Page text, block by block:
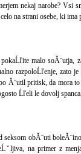
nekaj narobe?
na strani osebe, ki
malo
razpoloĹľenje, zato
Ă¨util pritisk, da mora
Ĺľeli le dovolj
obĂ¨uti
na primer z